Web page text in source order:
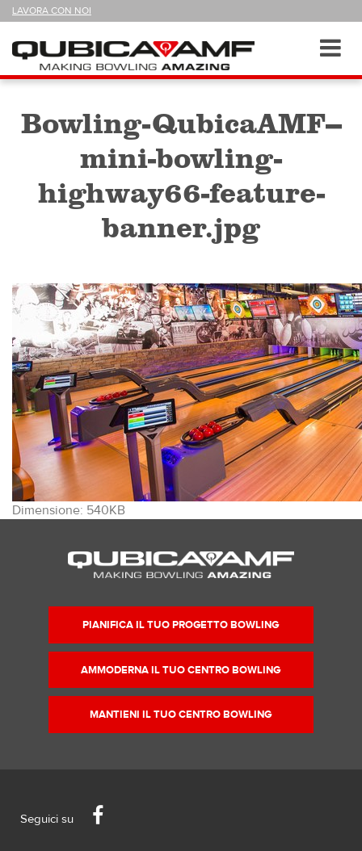
LAVORA CON NOI
SU
Sezioni
Bowling-QubicaAMF--
mini-bowling-
highway66-feature-
banner.jpg
Clicca
l'immagine
Dimensione: 540KB
PIANIFICA IL TUO PROGETTO BOWLING
AMMODERNA IL TUO CENTRO BOWLING
MANTIENI IL TUO CENTRO BOWLING
Seguici su
Facebook